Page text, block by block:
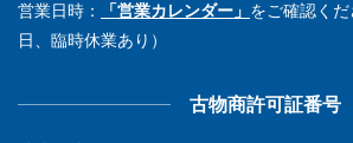
営業日時：
「営業カレンダー」 をご確認く
日、臨時休業あり）
古物商許可証番号